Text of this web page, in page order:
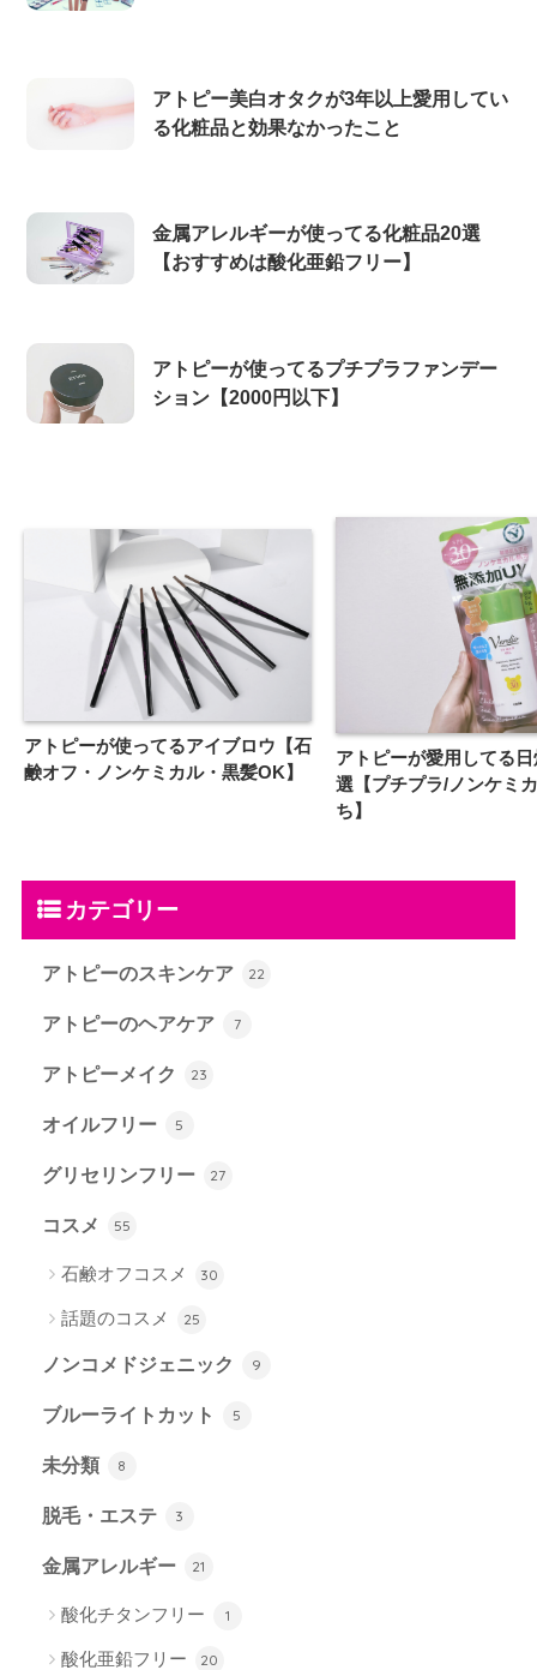
アトピー美白オタクが3年以上愛用してい
る化粧品と効果なかったこと
金属アレルギーが使ってる化粧品20選
【おすすめは酸化亜鉛フリー】
アトピーが使ってるプチプラファンデー
ション【2000円以下】
アトピーが使ってるアイブロウ【石
鹸オフ・ノンケミカル・黒髪OK】
アトピーが愛用してる
選【プチプラ/ノンケミ
ち】
カテゴリー
アトピーのスキンケア 22
アトピーのヘアケア 7
アトピーメイク 23
オイルフリー 5
グリセリンフリー 27
コスメ 55
石鹸オフコスメ 30
話題のコスメ 25
ノンコメドジェニック 9
ブルーライトカット 5
未分類 8
脱毛・エステ 3
金属アレルギー 21
酸化チタンフリー 1
酸化亜鉛フリー 20